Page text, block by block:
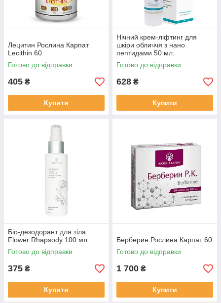
Лецитин Рослина Карпат
Lecithin 60
Готово до відправки
405 ₴
Купити
Нічний крем-ліфтинг для
шкіри обличчя з нано
пептидами 50 мл.
Готово до відправки
628 ₴
Купити
Біо-дезодорант для тіла
Flower Rhapsody 100 мл.
Готово до відправки
375 ₴
Купити
Берберин Рослина Карпат 60
Готово до відправки
1 700 ₴
Купити